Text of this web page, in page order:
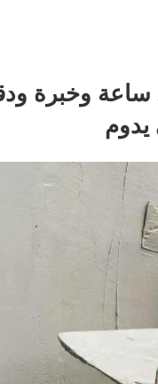
معلم لياسه بالرياض متاح 24 ساعة